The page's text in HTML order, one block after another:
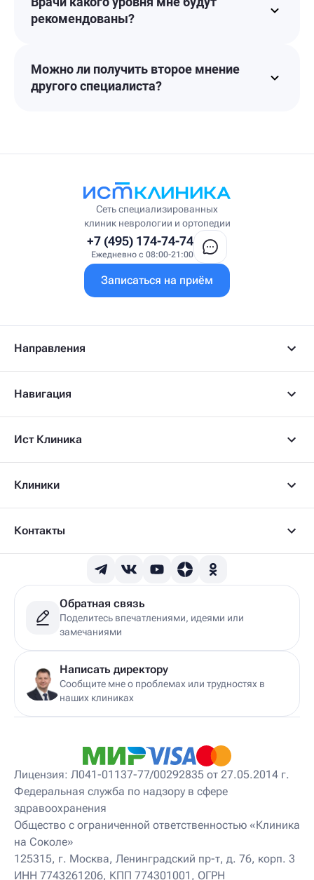
рекомендованы?
Можно ли получить второе мнение
другого специалиста?
Сеть специализированных
клиник неврологии и ортопедии
+7 (495) 174-74-74
Ежедневно с 08:00-21:00
Записаться на приём
Направления
Навигация
Ист Клиника
Клиники
Контакты
Обратная связь
Поделитесь впечатлениями, идеями или
замечаниями
Написать директору
Сообщите мне о проблемах или трудностях в
наших клиниках
Лицензия: Л041-01137-77/00292835 от 27.05.2014 г.
Федеральная служба по надзору в сфере
здравоохранения
Общество с ограниченной ответственностью «Клиника
на Соколе»
125315, г. Москва, Ленинградский пр-т, д. 76, корп. 3
ИНН 7743261206, КПП 774301001, ОГРН